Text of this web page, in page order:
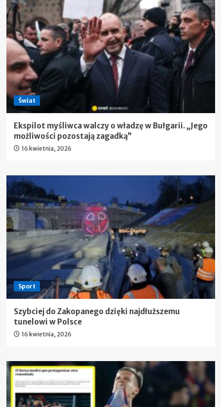
Świat
Ekspilot myśliwca walczy o władzę w Bułgarii. „Jego
możliwości pozostają zagadką”
16 kwietnia, 2026
Sport
Szybciej do Zakopanego dzięki najdłuższemu
tunelowi w Polsce
16 kwietnia, 2026